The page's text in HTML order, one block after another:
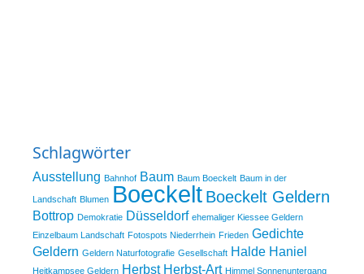
Schlagwörter
Ausstellung Bahnhof Baum Baum Boeckelt Baum in der
Landschaft Blumen Boeckelt Boeckelt Geldern
Bottrop Demokratie Düsseldorf ehemaliger Kiessee Geldern
Einzelbaum Landschaft Fotospots Niederrhein Frieden Gedichte
Geldern Geldern Naturfotografie Gesellschaft Halde Haniel
Heitkampsee Geldern Herbst Herbst-Art Himmel Sonnenuntergang